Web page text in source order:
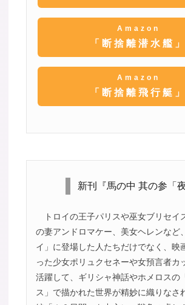
Amazon
「断捨離潜水艦」
Amazon
「断捨離飛行艇」
新刊『馬の中 其の参「夜
トロイの王子パリスや巫女ブリセイ
の妻アンドロマケー、美女ヘレンなど
イ」に登場した人たちだけでなく、映
った少女ポリュクセネーや女預言者カ
活躍して、ギリシャ神話やホメロスの
ス」で描かれた世界が精妙に織りなさ